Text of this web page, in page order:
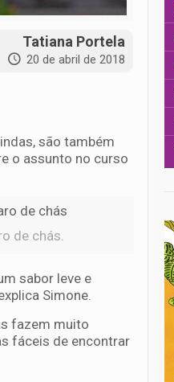
Tatiana Portela
20 de abril de 2018
são também
o assunto no curso
de chás.
sabor leve e
Simone.
fazem muito
fáceis de encontrar